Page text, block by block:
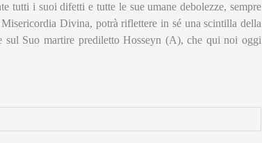
tutti i suoi difetti e tutte le sue umane debolezze, sempre
Divina, potrà riflettere in sé una scintilla della
Suo martire prediletto Hosseyn (A), che qui noi oggi